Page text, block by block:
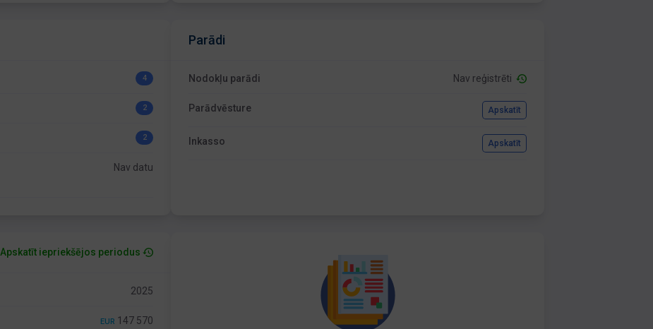
4
2
2
Nav datu
Parādi
Nodokļu parādi Nav reģistrēti
Parādvēsture Apskatīt
Inkasso Apskatīt
Apskatīt iepriekšējos periodus
2025
EUR 147 570